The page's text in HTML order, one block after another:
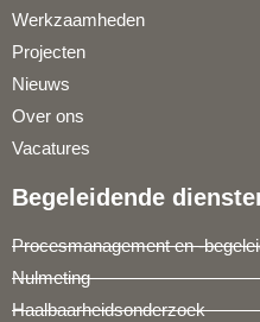
Werkzaamheden
Projecten
Nieuws
Over ons
Vacatures
Begeleidende
Procesmanagement en -
Nulmeting
Haalbaarheidsonderzoek